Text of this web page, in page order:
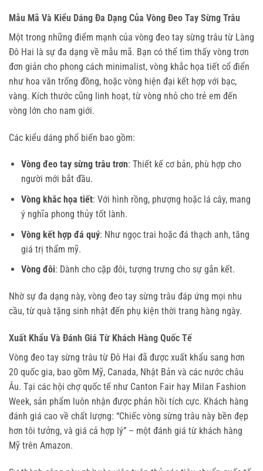
Mẫu Mã Và Kiểu Dáng Đa Dạng Của Vòng Đeo Tay Sừng Trâu
Một trong những điểm mạnh của vòng đeo tay sừng trâu từ Làng
Đô Hai là sự đa dạng về mẫu mã. Bạn có thể tìm thấy vòng trơn
đơn giản cho phong cách minimalist, vòng khắc họa tiết cổ điển
như hoa văn trống đồng, hoặc vòng hiện đại kết hợp với bạc,
vàng. Kích thước cũng linh hoạt, từ vòng nhỏ cho trẻ em đến
vòng lớn cho nam giới.
Các kiểu dáng phổ biến bao gồm:
Vòng đeo tay sừng trâu trơn: Thiết kế cơ bản, phù hợp cho
người mới bắt đầu.
Vòng khắc họa tiết: Với hình rồng, phượng hoặc lá cây, mang
ý nghĩa phong thủy tốt lành.
Vòng kết hợp đá quý: Như ngọc trai hoặc đá thạch anh, tăng
giá trị thẩm mỹ.
Vòng đôi: Dành cho cặp đôi, tượng trưng cho sự gắn kết.
Nhờ sự đa dạng này, vòng đeo tay sừng trâu đáp ứng mọi nhu
cầu, từ quà tặng sinh nhật đến phụ kiện thời trang hàng ngày.
Xuất Khẩu Và Đánh Giá Từ Khách Hàng Quốc Tế
Vòng đeo tay sừng trâu từ Đô Hai đã được xuất khẩu sang hơn
20 quốc gia, bao gồm Mỹ, Canada, Nhật Bản và các nước châu
Âu. Tại các hội chợ quốc tế như Canton Fair hay Milan Fashion
Week, sản phẩm luôn nhận được phản hồi tích cực. Khách hàng
đánh giá cao về chất lượng: “Chiếc vòng sừng trâu này bền đẹp
hơn tôi tưởng, và giá cả hợp lý” – một đánh giá từ khách hàng
Mỹ trên Amazon.